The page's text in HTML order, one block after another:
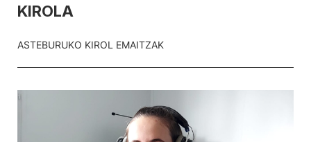
KIROLA
ASTEBURUKO KIROL EMAITZAK